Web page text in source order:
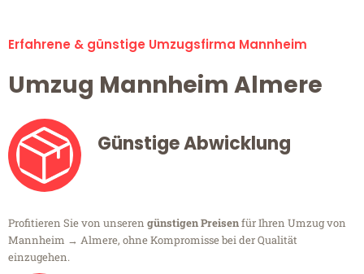
Erfahrene & günstige Umzugsfirma Mannheim
Umzug Mannheim Almere
Günstige Abwicklung
Profitieren Sie von unseren günstigen Preisenfür Ihren Umzug von
Mannheim → Almere, ohne Kompromisse bei der Qualität
einzugehen.